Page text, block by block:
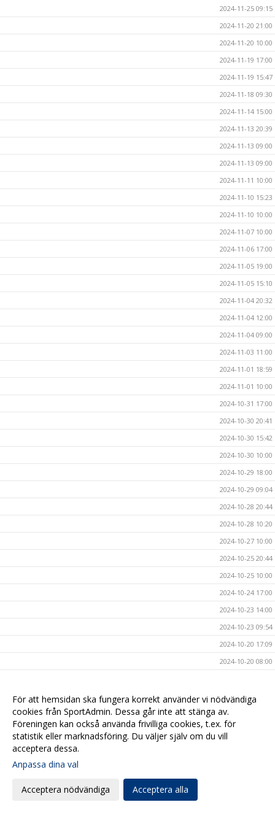
2024-11-25 09:15
2024-11-20 21:00
2024-11-20 10:00
2024-11-19 17:00
2024-11-19 15:47
2024-11-18 09:30
2024-11-14 15:00
2024-11-13 20:39
2024-11-13 09:00
2024-11-13 09:00
2024-11-11 10:00
2024-11-10 15:23
2024-11-10 10:00
2024-11-07 10:00
2024-11-06 17:00
2024-11-05 19:00
2024-11-05 15:10
2024-11-04 20:32
2024-11-04 12:00
2024-11-04 09:00
2024-11-03 11:00
2024-11-01 18:59
2024-11-01 10:00
2024-10-31 17:00
2024-10-30 20:41
2024-10-30 15:42
2024-10-30 10:00
2024-10-29 18:00
2024-10-29 09:04
2024-10-28 20:44
2024-10-28 10:20
2024-10-27 10:00
2024-10-25 20:44
2024-10-25 10:00
2024-10-24 17:00
2024-10-23 14:00
2024-10-23 09:54
2024-10-20 17:09
2024-10-20 08:00
2024-10-16 20:40
2024-10-16 08:00
2024-10-15 10:40
För att hemsidan ska fungera korrekt använder vi nödvändiga
cookies från SportAdmin. Dessa går inte att stänga av.
Föreningen kan också använda frivilliga cookies, t.ex. för
statistik eller marknadsföring. Du väljer själv om du vill
acceptera dessa.
Anpassa dina val
Acceptera nödvändiga Acceptera alla